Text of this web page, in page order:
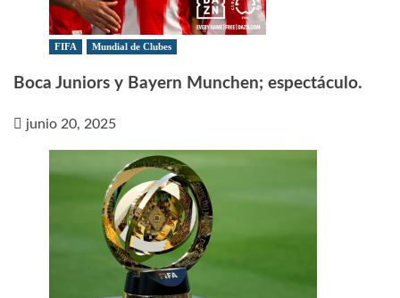
FIFA Mundial de Clubes
Boca Juniors y Bayern Munchen; espectáculo.
junio 20, 2025